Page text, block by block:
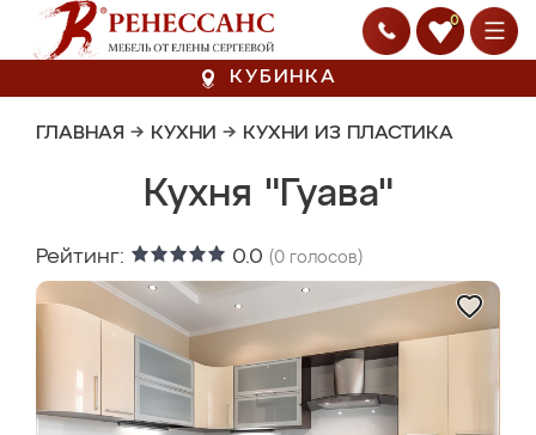
0
КУБИНКА
ГЛАВНАЯ → КУХНИ → КУХНИ ИЗ ПЛАСТИКА
Кухня "Гуава"
Рейтинг: 0.0 (0 голосов)